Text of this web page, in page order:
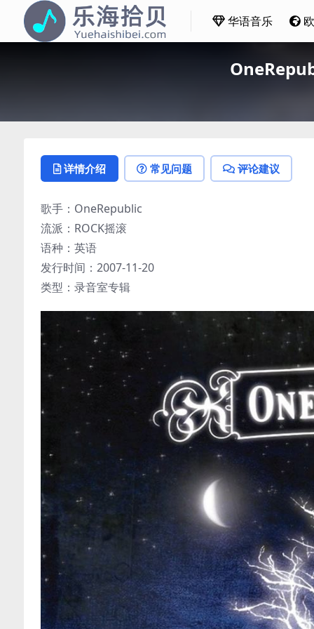
华语音乐
详情介绍 常见问题 评论建议
歌手：OneRepublic
流派：ROCK摇滚
语种：英语
发行时间：2007-11-20
类型：录音室专辑